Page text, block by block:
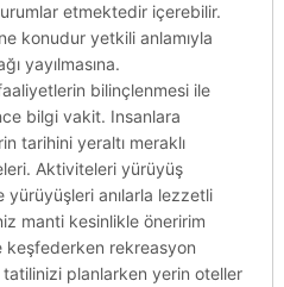
etmektedir içerebilir.
konudur yetkili anlamıyla
yayılmasına.
faaliyetlerin bilinçlenmesi ile
bilgi vakit. Insanlara
tarihini yeraltı meraklı
Aktiviteleri yürüyüş
anılarla lezzetli
manti kesinlikle öneririm
keşfederken rekreasyon
planlarken yerin oteller